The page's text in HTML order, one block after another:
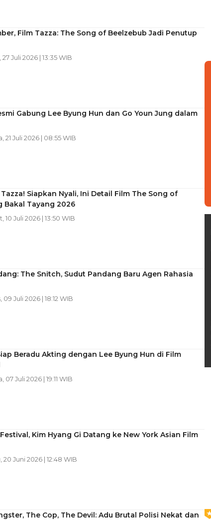
Film Tazza: The Song of Beelzebub Jadi Penutup
27 Juli 2026 | 13:35 WIB
Gabung Lee Byung Hun dan Go Youn Jung dalam
21 Juli 2026 | 08:55 WIB
Siapkan Nyali, Ini Detail Film The Song of
Bakal Tayang 2026
10 Juli 2026 | 13:50 WIB
The Snitch, Sudut Pandang Baru Agen Rahasia
09 Juli 2026 | 18:12 WIB
Beradu Akting dengan Lee Byung Hun di Film
07 Juli 2026 | 19:11 WIB
Kim Hyang Gi Datang ke New York Asian Film
20 Juni 2026 | 12:48 WIB
The Cop, The Devil: Adu Brutal Polisi Nekat dan